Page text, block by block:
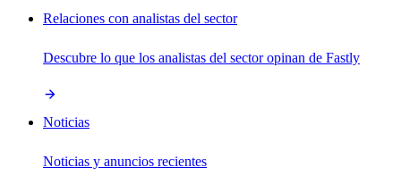
Relaciones con analistas del sector
Descubre lo que los analistas del sector opinan de Fastly
Noticias
Noticias y anuncios recientes